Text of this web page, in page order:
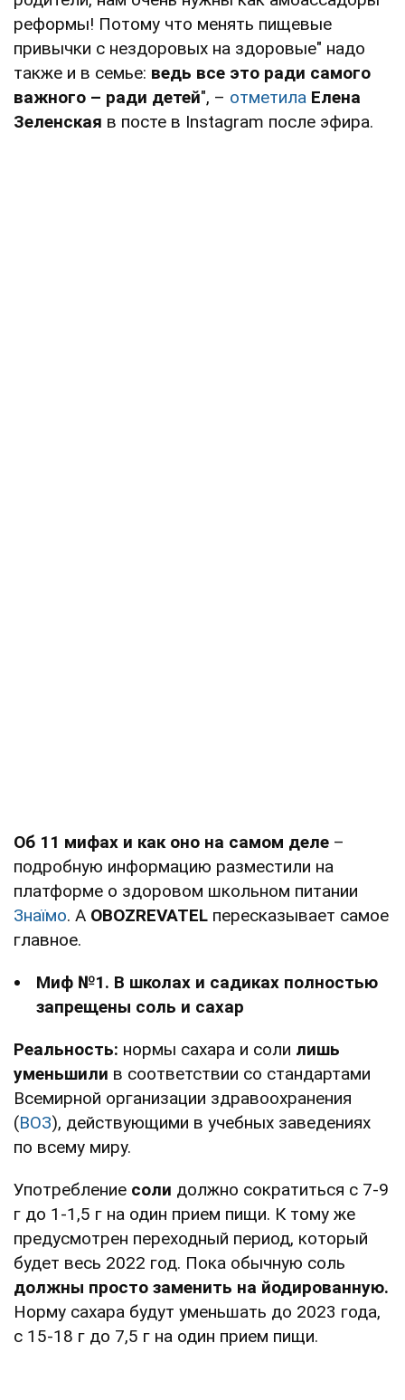
реформы! Потому что менять пищевые
привычки с нездоровых на здоровые" надо
также и в семье: ведь все это ради самого
важного – ради детей", – отметила Елена
Зеленская в посте в Instagram после эфира.
Об 11 мифах и как оно на самом деле –
подробную информацию разместили на
платформе о здоровом школьном питании
Знаїмо. А OBOZREVATEL пересказывает самое
главное.
Миф №1. В школах и садиках полностью
запрещены соль и сахар
Реальность: нормы сахара и соли лишь
уменьшили в соответствии со стандартами
Всемирной организации здравоохранения
(ВОЗ), действующими в учебных заведениях
по всему миру.
Употребление соли должно сократиться с 7-9
г до 1-1,5 г на один прием пищи. К тому же
предусмотрен переходный период, который
будет весь 2022 год. Пока обычную соль
должны просто заменить на йодированную.
Норму сахара будут уменьшать до 2023 года,
с 15-18 г до 7,5 г на один прием пищи.